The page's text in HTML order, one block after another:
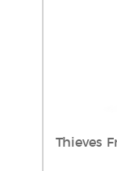
Thieves